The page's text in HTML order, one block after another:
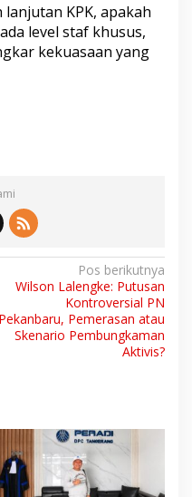
KPK, apakah
level staf khusus,
kekuasaan yang
Pos berikutnya
Wilson Lalengke: Putusan
Kontroversial PN
Pekanbaru, Pemerasan atau
Skenario Pembungkaman
Aktivis?